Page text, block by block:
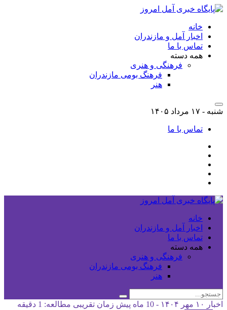
خانه
اخبار آمل و مازندران
تماس با ما
همه دسته
فرهنگی و هنری
فرهنگ بومی مازندران
هنر
شنبه - ۱۷ مرداد ۱۴۰۵
تماس با ما
خانه
اخبار آمل و مازندران
تماس با ما
همه دسته
فرهنگی و هنری
فرهنگ بومی مازندران
هنر
اخبار ۱۰ مهر ۱۴۰۴ - 10 ماه پیش
زمان تقریبی مطالعه: 1 دقیقه